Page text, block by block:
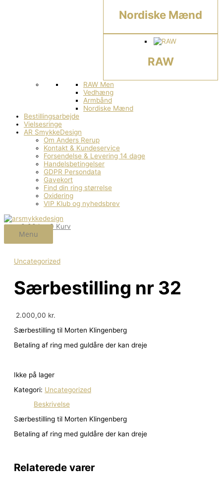
Nordiske Mænd
RAW
RAW Men
Vedhæng
Armbånd
Nordiske Mænd
Bestillingsarbejde
Vielsesringe
AR SmykkeDesign
Om Anders Rerup
Kontakt & Kundeservice
Forsendelse & Levering 14 dage
Handelsbetingelser
GDPR Persondata
Gavekort
Find din ring størrelse
Oxidering
VIP Klub og nyhedsbrev
0,00kr. 0 Kurv
Menu
Uncategorized
Særbestilling nr 32
2.000,00 kr.
Særbestilling til Morten Klingenberg
Betaling af ring med guldåre der kan dreje
Ikke på lager
Kategori: Uncategorized
Beskrivelse
Særbestilling til Morten Klingenberg
Betaling af ring med guldåre der kan dreje
Relaterede varer